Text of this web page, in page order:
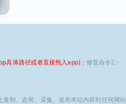
体路径或者直接拖入app}；修复命令2：
制、盗用、采集、发布本站内容到任何网